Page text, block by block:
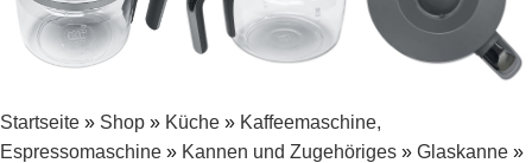
Startseite » Shop » Küche » Kaffeemaschine,
Espressomaschine » Kannen und Zugehöriges » Glaskanne »